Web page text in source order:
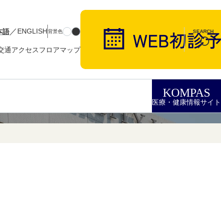
語／ENGLISH背景色
通アクセスフロアマップ
SEARCH
KOMPAS
医療・健康情報サイト